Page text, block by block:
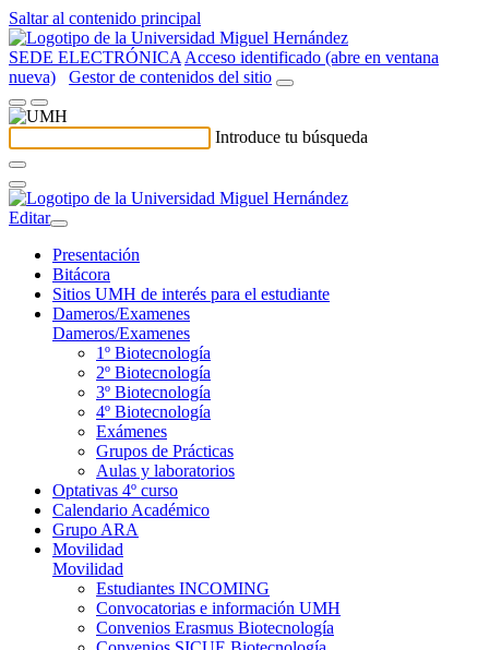
Saltar al contenido principal
SEDE ELECTRÓNICA Acceso identificado (abre en ventana
nueva)
Gestor de contenidos del sitio
Introduce tu búsqueda
Editar
Presentación
Bitácora
Sitios UMH de interés para el estudiante
Dameros/Examenes
Dameros/Examenes
1º Biotecnología
2º Biotecnología
3º Biotecnología
4º Biotecnología
Exámenes
Grupos de Prácticas
Aulas y laboratorios
Optativas 4º curso
Calendario Académico
Grupo ARA
Movilidad
Movilidad
Estudiantes INCOMING
Convocatorias e información UMH
Convenios Erasmus Biotecnología